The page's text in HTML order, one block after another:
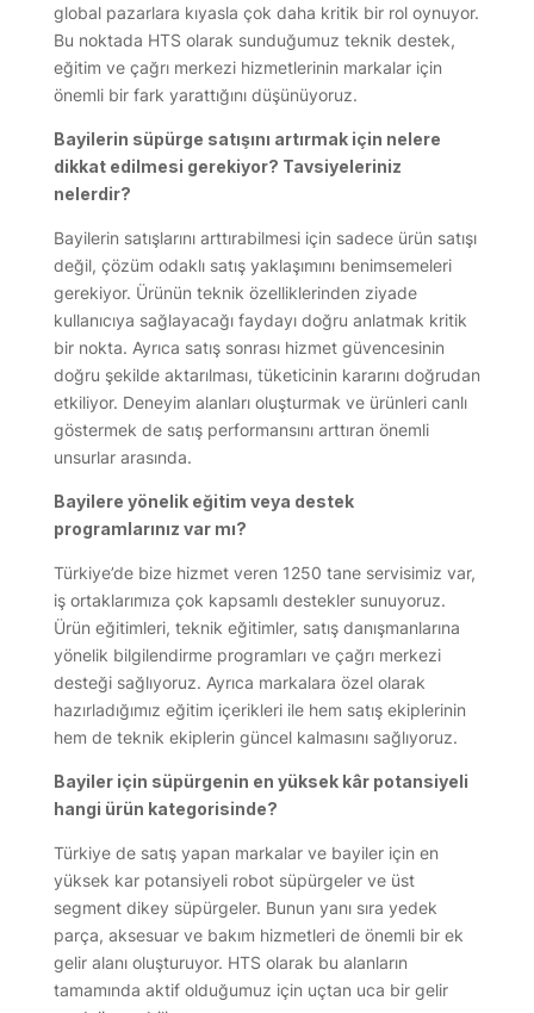
global pazarlara kıyasla çok daha kritik bir rol oynuyor.
Bu noktada HTS olarak sunduğumuz teknik destek,
eğitim ve çağrı merkezi hizmetlerinin markalar için
önemli bir fark yarattığını düşünüyoruz.
Bayilerin süpürge satışını artırmak için nelere
dikkat edilmesi gerekiyor? Tavsiyeleriniz
nelerdir?
Bayilerin satışlarını arttırabilmesi için sadece ürün satışı
değil, çözüm odaklı satış yaklaşımını benimsemeleri
gerekiyor. Ürünün teknik özelliklerinden ziyade
kullanıcıya sağlayacağı faydayı doğru anlatmak kritik
bir nokta. Ayrıca satış sonrası hizmet güvencesinin
doğru şekilde aktarılması, tüketicinin kararını doğrudan
etkiliyor. Deneyim alanları oluşturmak ve ürünleri canlı
göstermek de satış performansını arttıran önemli
unsurlar arasında.
Bayilere yönelik eğitim veya destek
programlarınız var mı?
Türkiye’de bize hizmet veren 1250 tane servisimiz var,
iş ortaklarımıza çok kapsamlı destekler sunuyoruz.
Ürün eğitimleri, teknik eğitimler, satış danışmanlarına
yönelik bilgilendirme programları ve çağrı merkezi
desteği sağlıyoruz. Ayrıca markalara özel olarak
hazırladığımız eğitim içerikleri ile hem satış ekiplerinin
hem de teknik ekiplerin güncel kalmasını sağlıyoruz.
Bayiler için süpürgenin en yüksek kâr potansiyeli
hangi ürün kategorisinde?
Türkiye de satış yapan markalar ve bayiler için en
yüksek kar potansiyeli robot süpürgeler ve üst
segment dikey süpürgeler. Bunun yanı sıra yedek
parça, aksesuar ve bakım hizmetleri de önemli bir ek
gelir alanı oluşturuyor. HTS olarak bu alanların
tamamında aktif olduğumuz için uçtan uca bir gelir